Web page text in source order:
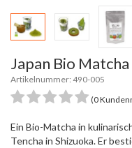
Japan Bio
Artikelnummer: 490-005
(0
Ein Bio-Matcha in
Tencha in Shizuoka. Er